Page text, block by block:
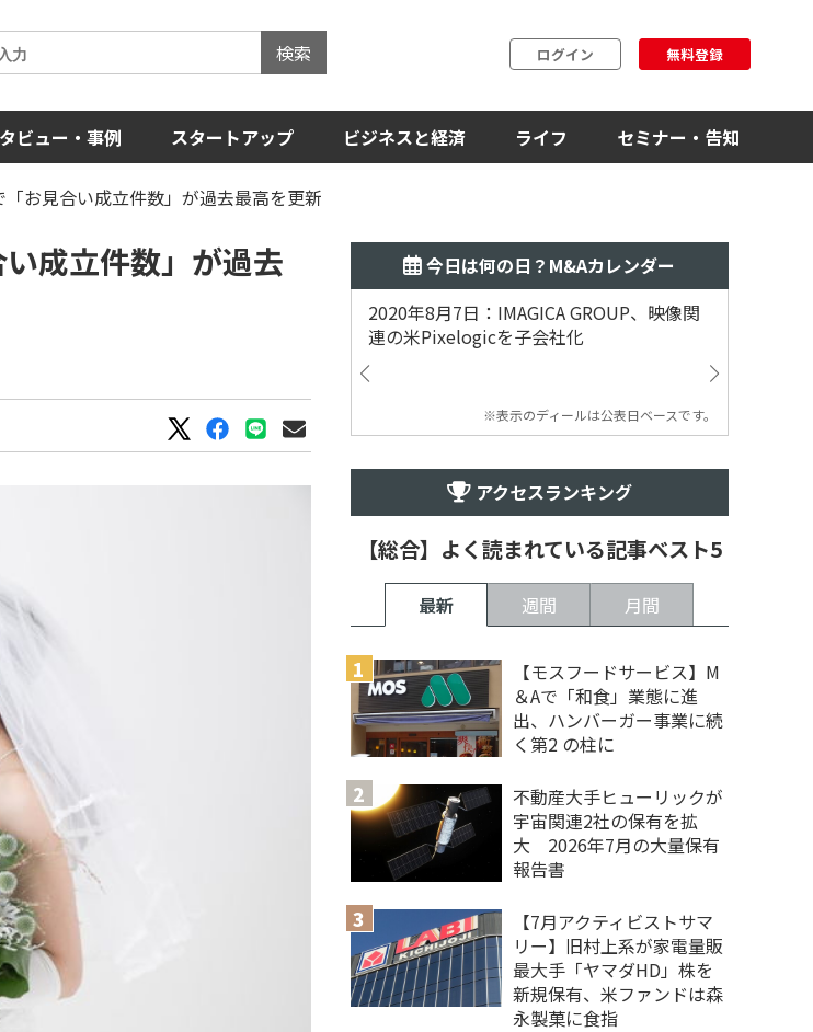
検索 ログイン 無料登録
ビュー・事例 スタートアップ ビジネスと経済 ライフ セミナー・告知
お見合い成立件数」が過去最高を更新
成立件数」が過去
今日は何の日？M&Aカレンダー
2020年8月7日：IMAGICA GROUP、映像関
連の米Pixelogicを子会社化
※表示のディールは公表日ベースです。
アクセスランキング
【総合】よく読まれている記事ベスト5
最新 週間 月間
【モスフードサービス】M
＆Aで「和食」業態に進
出、ハンバーガー事業に続
く第2 の柱に
不動産大手ヒューリックが
宇宙関連2社の保有を拡
大 2026年7月の大量保有
報告書
【7月アクティビストサマ
リー】旧村上系が家電量販
最大手「ヤマダHD」株を
新規保有、米ファンドは森
永製菓に食指